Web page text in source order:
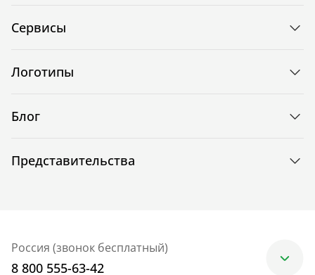
Сервисы
Логотипы
Блог
Представительства
Россия (звонок бесплатный)
8 800 555-63-42